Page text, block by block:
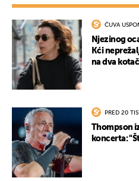
ČUVA
Njezinog
Kći
na dva
PRED 20
Thompson
koncerta: